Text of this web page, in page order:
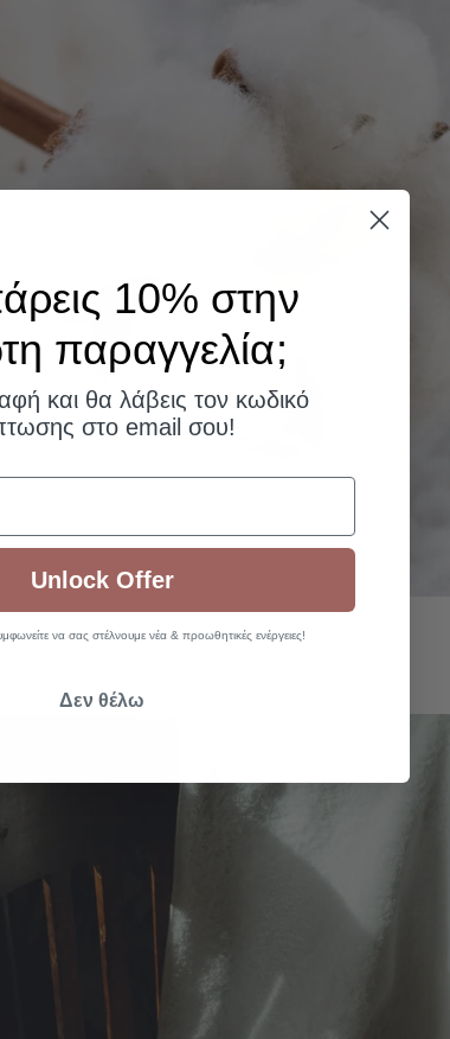
10% στην
παραγγελία;​
και θα λάβεις τον κωδικό
στο email σου!
Unlock Offer
να σας στέλνουμε νέα & προωθητικές ενέργειες!
Δεν θέλω